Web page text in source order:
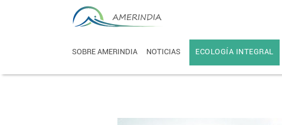
SOBRE AMERINDIA NOTICIAS ECOLOGÍA INTEGRAL